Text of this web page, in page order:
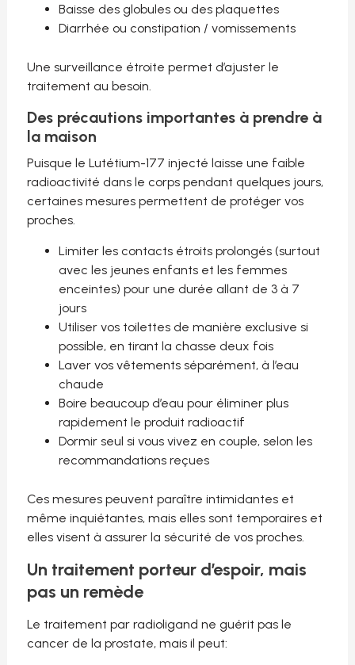
Baisse des globules ou des plaquettes
Diarrhée ou constipation / vomissements
Une surveillance étroite permet d’ajuster le
traitement au besoin.
Des précautions importantes à prendre à
la maison
Puisque le Lutétium-177 injecté laisse une faible
radioactivité dans le corps pendant quelques jours,
certaines mesures permettent de protéger vos
proches.
Limiter les contacts étroits prolongés (surtout
avec les jeunes enfants et les femmes
enceintes) pour une durée allant de 3 à 7
jours
Utiliser vos toilettes de manière exclusive si
possible, en tirant la chasse deux fois
Laver vos vêtements séparément, à l’eau
chaude
Boire beaucoup d’eau pour éliminer plus
rapidement le produit radioactif
Dormir seul si vous vivez en couple, selon les
recommandations reçues
Ces mesures peuvent paraître intimidantes et
même inquiétantes, mais elles sont temporaires et
elles visent à assurer la sécurité de vos proches.
Un traitement porteur d’espoir, mais
pas un remède
Le traitement par radioligand ne guérit pas le
cancer de la prostate, mais il peut: